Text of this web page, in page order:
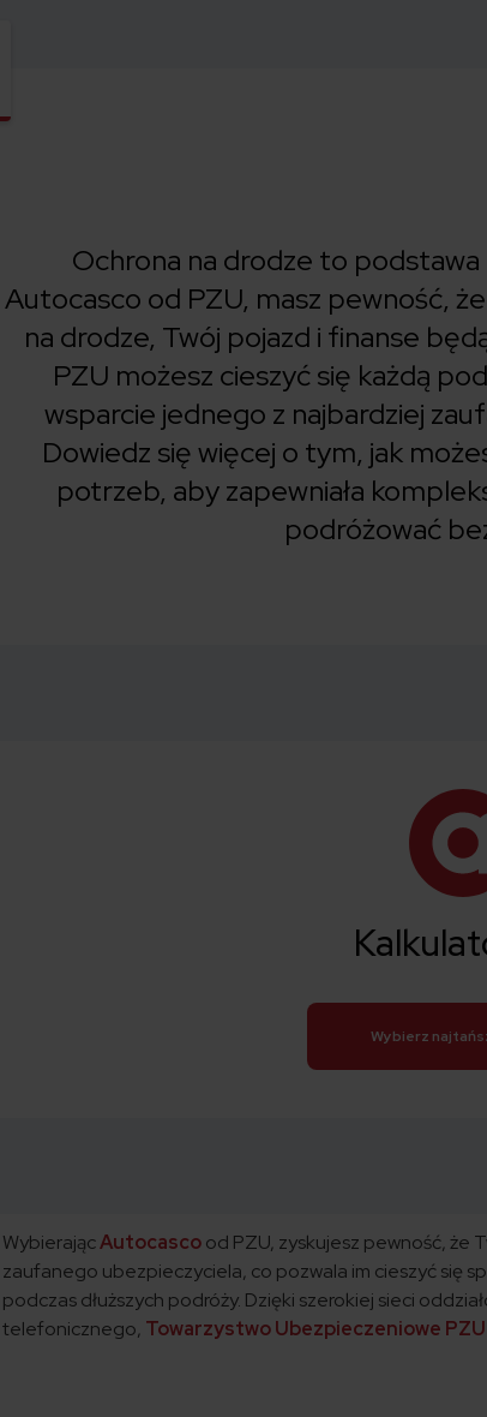
Ochrona na drodze to
Autocasco od PZU, masz pewność,
na drodze, Twój pojazd i finanse
PZU możesz cieszyć się każdą
wsparcie jednego z najbardziej
Dowiedz się więcej o tym, jak
potrzeb, aby zapewniała
podróżować
Wybierz
WybierającAutocascood PZU, zyskujesz pewność, że
zaufanego ubezpieczyciela, co pozwala im cieszyć się
podczas dłuższych podróży. Dzięki szerokiej sieci
telefonicznego, Towarzystwo Ubezpieczeniowe PZU